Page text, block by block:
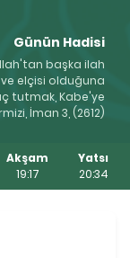
Günün Hadisi
başka ilah
elçisi olduğuna
tutmak, Kabe'ye
İman 3, (2612)
Akşam
19:17
Yatsı
20:34